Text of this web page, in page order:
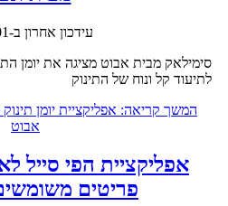
עידכון אחרון ב-01 דצמבר 2013
סימילאק מבית אבוט מציגה את יומן
לתיעוד קל ונוח של התינוק
המשך קריאה: אפליקציית יומן
אבוט
אפליקציית הפי סייל
פריטים